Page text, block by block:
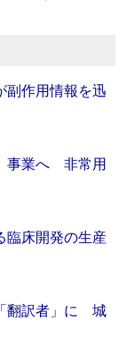
副作用情報を迅
事業へ 非常用
臨床開発の生産
翻訳者」に 城